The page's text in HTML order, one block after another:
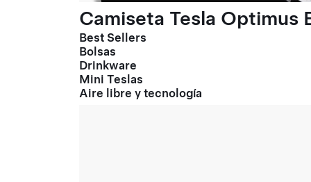
Camiseta Tesla Optimus
Best Sellers
Bolsas
Drinkware
Mini Teslas
Aire libre y tecnología